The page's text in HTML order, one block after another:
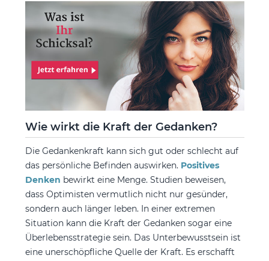
Wie wirkt die Kraft der Gedanken?
Die Gedankenkraft kann sich gut oder schlecht auf
das persönliche Befinden auswirken. Positives
Denken bewirkt eine Menge. Studien beweisen,
dass Optimisten vermutlich nicht nur gesünder,
sondern auch länger leben. In einer extremen
Situation kann die Kraft der Gedanken sogar eine
Überlebensstrategie sein. Das Unterbewusstsein ist
eine unerschöpfliche Quelle der Kraft. Es erschafft